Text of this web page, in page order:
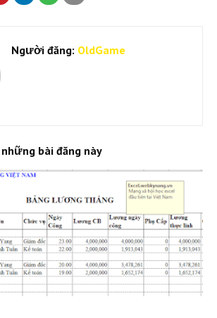
Người đăng: OldGame
bài đăng này